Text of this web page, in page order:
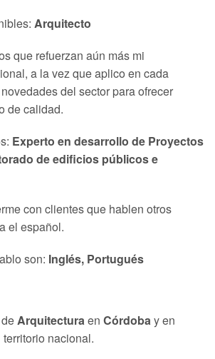
Arquitecto
que refuerzan aún más mi
a la vez que aplico en cada
del sector para ofrecer
de calidad.
Experto en desarrollo de Proyectos
de edificios públicos e
con clientes que hablen otros
el español.
son: Inglés, Portugués
Arquitecturaen Córdobay en
nacional.